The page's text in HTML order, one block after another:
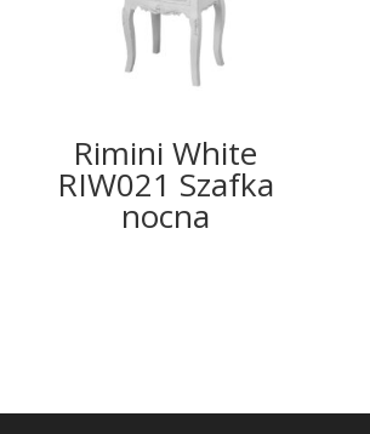
Rimini White
RIW021 Szafka
nocna